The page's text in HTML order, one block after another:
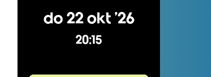
do 22 okt ’26
20:15